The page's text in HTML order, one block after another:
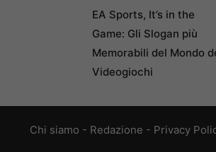
EA Sports, It’s in the
Game: Gli Slogan più
Memorabili del Mondo
Videogiochi
Chi siamo - Redazione - Privacy